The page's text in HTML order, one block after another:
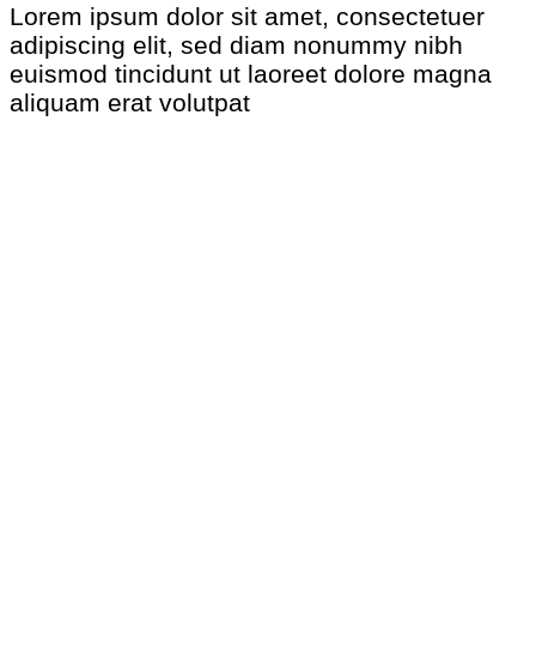
Lorem ipsum dolor sit amet, consectetuer
adipiscing elit, sed diam nonummy nibh
euismod tincidunt ut laoreet dolore magna
aliquam erat volutpat